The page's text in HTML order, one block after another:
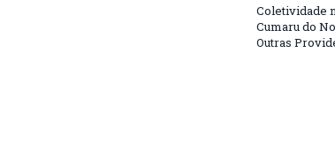
Coletividade
Cumaru do
Outras